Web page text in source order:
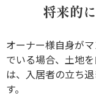
将来的
オーナー様自身が
でいる場合、土地
は、入居者の立ち
す。